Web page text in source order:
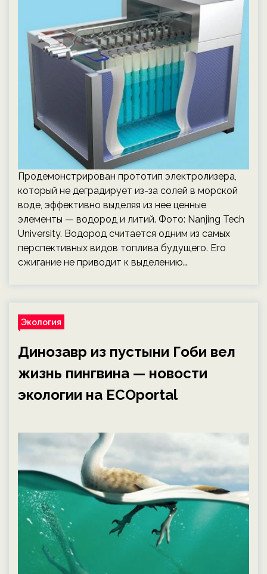
Продемонстрирован прототип электролизера,
который не деградирует из-за солей в морской
воде, эффективно выделяя из нее ценные
элементы — водород и литий. Фото: Nanjing Tech
University. Водород считается одним из самых
перспективных видов топлива будущего. Его
сжигание не приводит к выделению…
Экология
Динозавр из пустыни Гоби вел
жизнь пингвина — новости
экологии на ECOportal